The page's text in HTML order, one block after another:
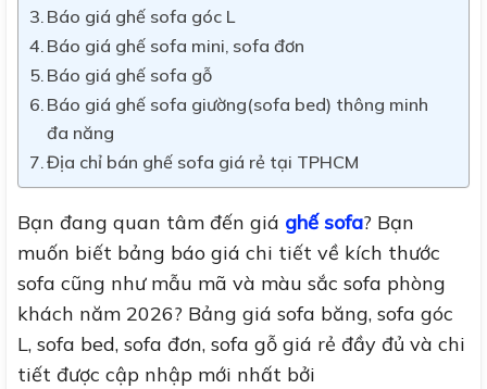
Báo giá ghế sofa góc L
Báo giá ghế sofa mini, sofa đơn
Báo giá ghế sofa gỗ
Báo giá ghế sofa giường(sofa bed) thông minh
đa năng
Địa chỉ bán ghế sofa giá rẻ tại TPHCM
Bạn đang quan tâm đến giá ghế sofa? Bạn
muốn biết bảng báo giá chi tiết về kích thước
sofa cũng như mẫu mã và màu sắc sofa phòng
khách năm 2026? Bảng giá sofa băng, sofa góc
L, sofa bed, sofa đơn, sofa gỗ giá rẻ đầy đủ và chi
tiết được cập nhập mới nhất bởi